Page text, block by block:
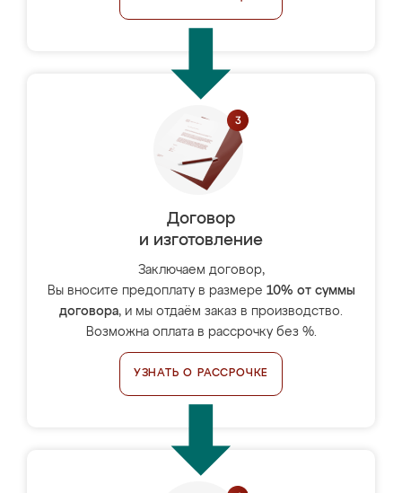
Договор
и изготовление
Заключаем договор,
Вы вносите предоплату в размере 10% от суммы
договора, и мы отдаём заказ в производство.
Возможна оплата в рассрочку без %.
УЗНАТЬ О РАССРОЧКЕ